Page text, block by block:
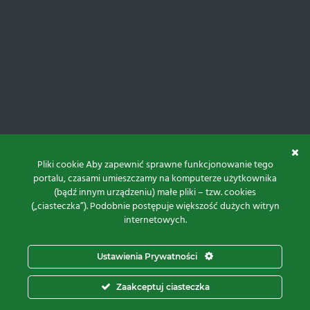
Projekt i realizacja:
© 2026 Proxima Electronics
Pliki cookie Aby zapewnić sprawne funkcjonowanie tego
portalu, czasami umieszczamy na komputerze użytkownika
(bądź innym urządzeniu) małe pliki – tzw. cookies
(„ciasteczka”). Podobnie postępuje większość dużych witryn
internetowych.
Zaakceptuj ciasteczka
Ustawienia Prywatności